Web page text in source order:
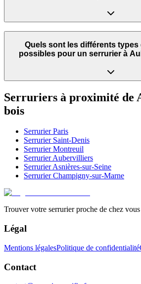
Quels sont les différents types
possibles pour un serrurier à
Serruriers à proximité de
bois
SerrurierParis
Serrurier Saint-Denis
SerrurierMontreuil
SerrurierAubervilliers
SerrurierAsnières-sur-Seine
SerrurierChampigny-sur-Marne
Trouver votre serrurier proche de chez vous
Légal
Mentions légalesPolitique de confidentialité
Contact